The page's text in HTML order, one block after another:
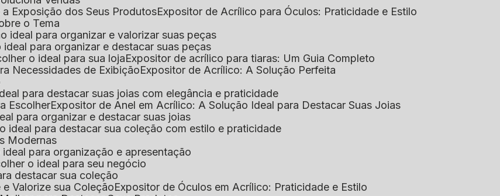
Exposição dos Seus Produtos Expositor de Acrílico para Óculos: Praticidade e Estilo
o Tema
ideal para organizar e valorizar suas peças
para organizar e destacar suas peças
o ideal para sua loja Expositor de acrílico para tiaras: Um Guia Completo
Necessidades de Exibição Expositor de Acrílico: A Solução Perfeita
para destacar suas joias com elegância e praticidade
Escolher Expositor de Anel em Acrílico: A Solução Ideal para Destacar Suas Joias
para organizar e destacar suas joias
ideal para destacar sua coleção com estilo e praticidade
Modernas
para organização e apresentação
o ideal para seu negócio
destacar sua coleção
Valorize sua Coleção Expositor de Óculos em Acrílico: Praticidade e Estilo